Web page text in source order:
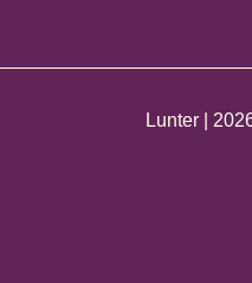
Lunter |